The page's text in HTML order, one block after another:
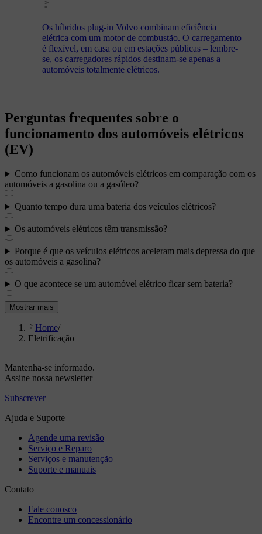
Os híbridos plug-in Volvo combinam eficiência
elétrica com um motor de combustão. O carregamento
é flexível, em casa ou em estações públicas – lembre-
se, os carregadores rápidos destinam-se apenas a
automóveis totalmente elétricos.
Perguntas frequentes sobre o
funcionamento dos automóveis elétricos
(EV)
Como funcionam os automóveis elétricos em comparação com os
automóveis a gasolina ou a gasóleo?
Quanto tempo dura uma bateria dos veículos elétricos?
Os automóveis elétricos têm transmissão?
Porque é que os veículos elétricos aceleram mais depressa do que
os automóveis a gasolina?
O que acontece se um automóvel elétrico ficar sem bateria?
Mostrar mais
Home/
Eletrificação